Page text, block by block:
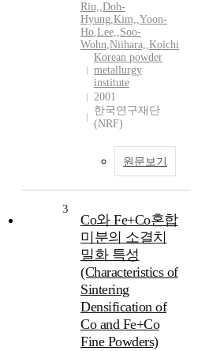
Riu,,Doh-
Hyung,Kim,,Yoon-
Ho,Lee,,Soo-
Wohn,Niihara,,Koichi
Korean powder
metallurgy
institute
2001
한국연구재단
(NRF)
원문보기
3
Co와 Fe+Co혼합
미분의 소결치
밀화 특성
(Characteristics of
Sintering
Densification of
Co and Fe+Co
Fine Powders)